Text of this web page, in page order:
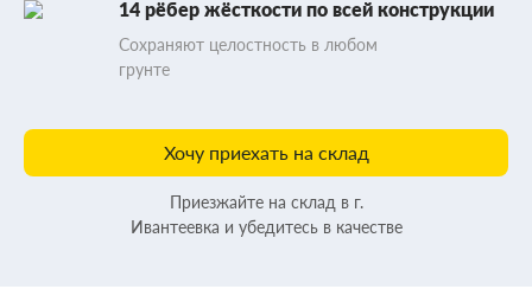
14 рёбер жёсткости по всей конструкции
Сохраняют целостность в любом
грунте
Хочу приехать на склад
Приезжайте на склад в г.
Ивантеевка и убедитесь в качестве